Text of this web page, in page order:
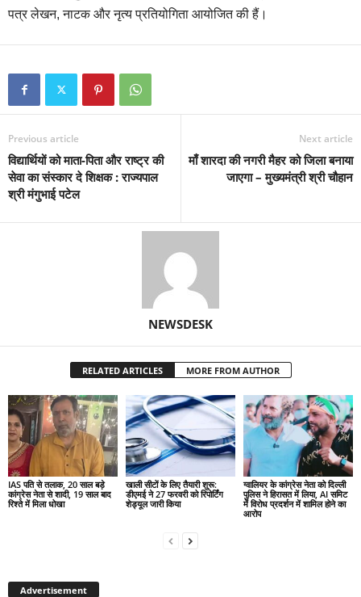
पत्र लेखन,नाटक और नृत्य प्रतियोगिता आयोजित की हैं।
Previous article
विद्यार्थियों को माता-पिता और राष्ट्र की
सेवा का संस्कार दे शिक्षक : राज्यपाल
श्री मंगुभाई पटेल
Next article
माँ शारदा की नगरी मैहर को जिला बनाया
जाएगा – मुख्यमंत्री श्री चौहान
NEWSDESK
RELATED ARTICLES MORE FROM AUTHOR
IAS पति से तलाक, 20 साल बड़े
कांग्रेस नेता से शादी, 19 साल बाद
रिश्ते में मिला धोखा
खाली सीटों के लिए तैयारी शुरू:
डीएमई ने 27 फरवरी को रिपोर्टिंग
शेड्यूल जारी किया
ग्वालियर के कांग्रेस नेता को दिल्ली
पुलिस ने हिरासत में लिया, AI समिट
में विरोध प्रदर्शन में शामिल होने का
आरोप
Advertisement